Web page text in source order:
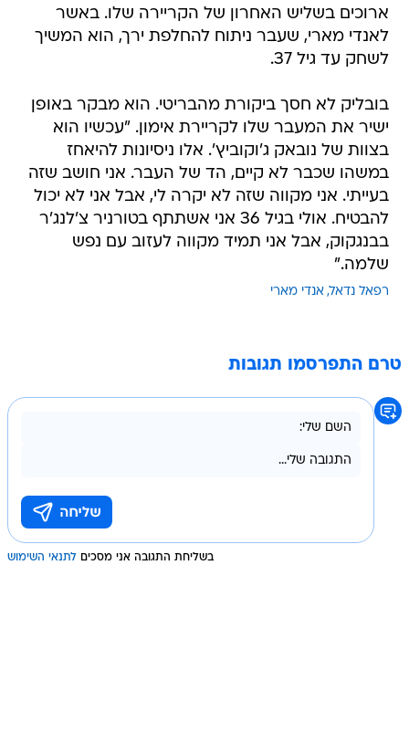
ארוכים בשליש האחרון של הקריירה שלו. באשר
לאנדי מארי, שעבר ניתוח להחלפת ירך, הוא המשיך
לשחק עד גיל 37.
בובליק לא חסך ביקורת מהבריטי. הוא מבקר באופן
ישיר את המעבר שלו לקריירת אימון. "עכשיו הוא
בצוות של נובאק ג'וקוביץ'. אלו ניסיונות להיאחז
במשהו שכבר לא קיים, הד של העבר. אני חושב שזה
בעייתי. אני מקווה שזה לא יקרה לי, אבל אני לא יכול
להבטיח. אולי בגיל 36 אני אשתתף בטורניר צ'לנג'ר
בבנגקוק, אבל אני תמיד מקווה לעזוב עם נפש
שלמה."
רפאל נדאל אנדי מארי
טרם התפרסמו תגובות
בשליחת התגובה אני מסכים לתנאי השימוש